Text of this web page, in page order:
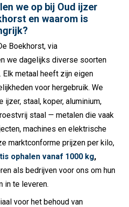
we op bij Oud ijzer
en waarom is
Boekhorst, via
we dagelijks diverse soorten
metaal heeft zijn eigen
voor hergebruik. We
ijzer, staal, koper, aluminium,
staal — metalen die vaak
machines en elektrische
marktconforme prijzen per kilo,
ophalen vanaf 1000 kg,
als bedrijven voor ons om hun
in te leveren.
voor het behoud van